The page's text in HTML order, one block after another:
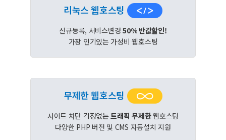
리눅스 웹호스팅
신규등록, 서비스변경50% 반값할인!
가장 인기있는 가성비 웹호스팅
무제한 웹호스팅
사이트 차단 걱정없는트래픽 무제한웹호스팅
다양한 PHP 버전 및 CMS 자동설치 지원